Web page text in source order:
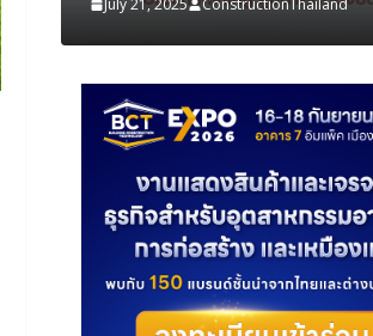
July 21, 2025 ConstructionThailand